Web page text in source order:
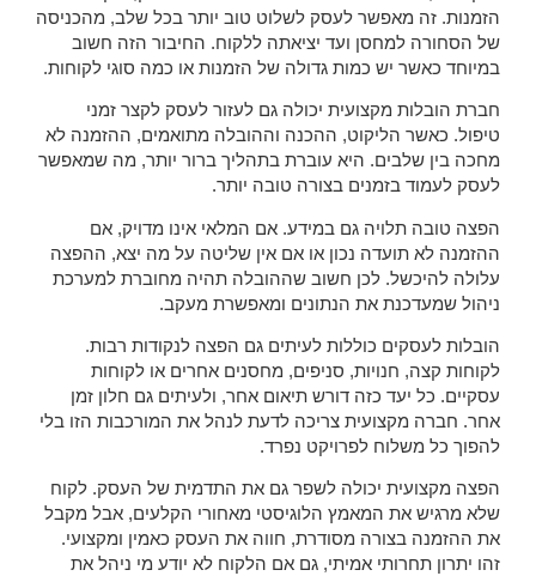
הזמנות. זה מאפשר לעסק לשלוט טוב יותר בכל שלב, מהכניסה
של הסחורה למחסן ועד יציאתה ללקוח. החיבור הזה חשוב
במיוחד כאשר יש כמות גדולה של הזמנות או כמה סוגי לקוחות.
חברת הובלות מקצועית יכולה גם לעזור לעסק לקצר זמני
טיפול. כאשר הליקוט, ההכנה וההובלה מתואמים, ההזמנה לא
מחכה בין שלבים. היא עוברת בתהליך ברור יותר, מה שמאפשר
לעסק לעמוד בזמנים בצורה טובה יותר.
הפצה טובה תלויה גם במידע. אם המלאי אינו מדויק, אם
ההזמנה לא תועדה נכון או אם אין שליטה על מה יצא, ההפצה
עלולה להיכשל. לכן חשוב שההובלה תהיה מחוברת למערכת
ניהול שמעדכנת את הנתונים ומאפשרת מעקב.
הובלות לעסקים כוללות לעיתים גם הפצה לנקודות רבות.
לקוחות קצה, חנויות, סניפים, מחסנים אחרים או לקוחות
עסקיים. כל יעד כזה דורש תיאום אחר, ולעיתים גם חלון זמן
אחר. חברה מקצועית צריכה לדעת לנהל את המורכבות הזו בלי
להפוך כל משלוח לפרויקט נפרד.
הפצה מקצועית יכולה לשפר גם את התדמית של העסק. לקוח
שלא מרגיש את המאמץ הלוגיסטי מאחורי הקלעים, אבל מקבל
את ההזמנה בצורה מסודרת, חווה את העסק כאמין ומקצועי.
זהו יתרון תחרותי אמיתי, גם אם הלקוח לא יודע מי ניהל את